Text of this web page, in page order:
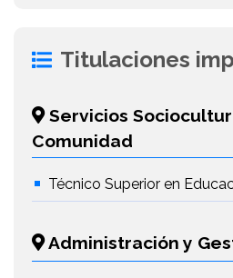
Titulaciones
Servicios
Comunidad
Técnico Superior en
Administración y